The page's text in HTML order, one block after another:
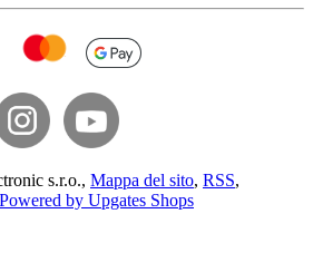
s.r.o., Mappa del sito, RSS,
Powered by Upgates Shops